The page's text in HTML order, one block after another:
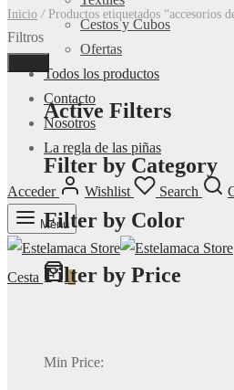
Cestos y Cubos
Ofertas
Todos los productos
Contacto
Nosotros
La regla de las piñas
Acceder Wishlist Search
Menu
Cesta 0
Inicio /Productos etiquetados “accesorios
Filtros
Active Filters
Filter by Category
Filter by Color
Filter by Price
Min Price: